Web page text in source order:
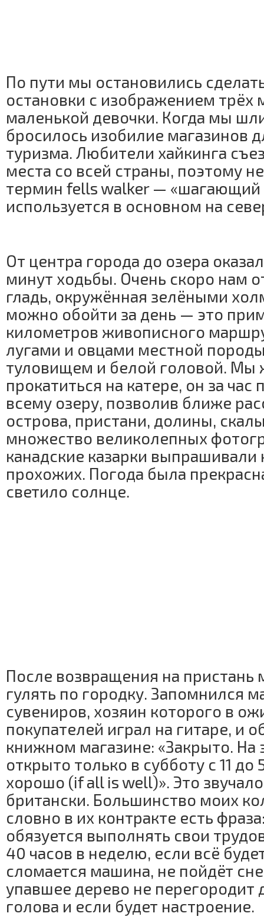
По пути мы остановились
остановки с изображением трёх
маленькой девочки. Когда мы
бросилось изобилие магазинов
туризма. Любители хайкинга
места со всей страны, поэтому
термин fells walker —
используется в основном на
От центра города до озера
минут ходьбы. Очень скоро нам
гладь, окружённая зелёными
можно обойти за день — это
километров живописного
лугами и овцами местной
туловищем и белой головой. Мы
прокатиться на катере, он за час
всему озеру, позволив ближе
острова, пристани, долины,
множество великолепных
канадские казарки выпрашивали
прохожих. Погода была
светило солнце.
После возвращения на пристань
гулять по городку. Запомнился
сувениров, хозяин которого в
покупателей играл на гитаре, и
книжном магазине: «Закрыто. На
открыто только в субботу с 11 до
хорошо (if all is well)». Это
британски. Большинство моих
словно в их контракте есть
обязуется выполнять свои
40 часов в неделю, если всё
сломается машина, не пойдёт
упавшее дерево не перегородит
голова и если будет настроение.